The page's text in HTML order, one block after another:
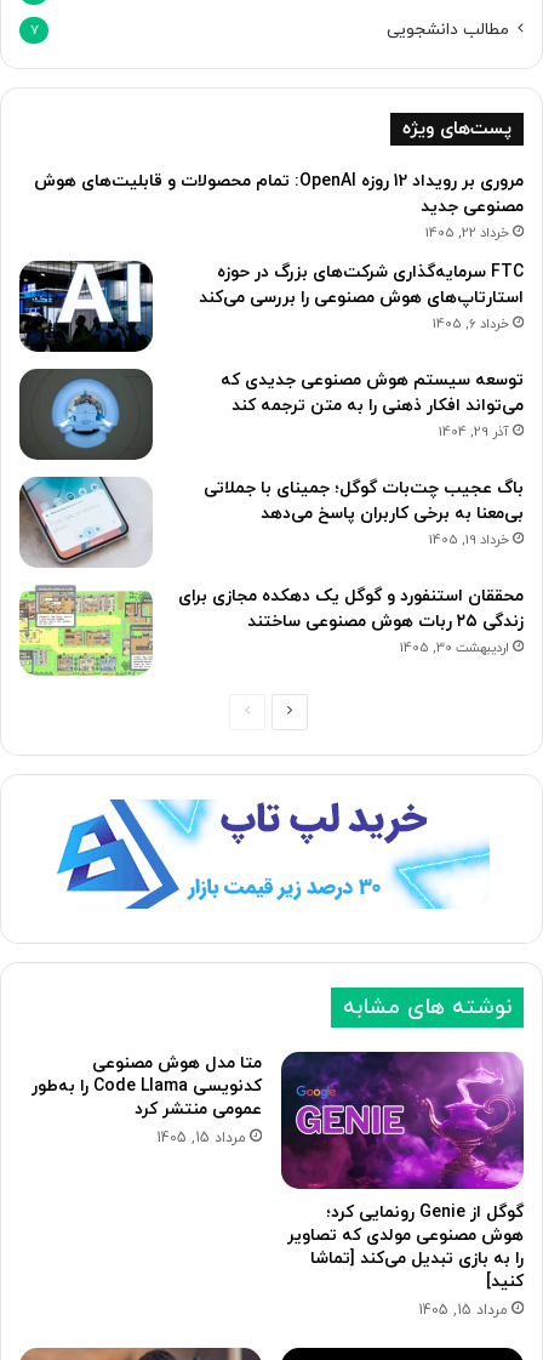
مطالب دانشجویی 7
پست‌های ویژه
مروری بر رویداد 12 روزه OpenAI: تمام محصولات و قابلیت‌های هوش
مصنوعی جدید
خرداد 22, 1405
FTC سرمایه‌گذاری شرکت‌های بزرگ در حوزه
استارتاپ‌های هوش مصنوعی را بررسی می‌کند
خرداد 6, 1405
توسعه سیستم هوش مصنوعی جدیدی که
می‌تواند افکار ذهنی را به متن ترجمه کند
آذر 29, 1404
باگ عجیب چت‌بات گوگل؛ جمینای با جملاتی
بی‌معنا به برخی کاربران پاسخ می‌دهد
خرداد 19, 1405
محققان استنفورد و گوگل یک دهکده مجازی برای
زندگی ۲۵ ربات هوش مصنوعی ساختند
اردیبهشت 30, 1405
ح
ق
ب
ی
ح
ه
ع
ی
نوشته های مشابه
گوگل از Genie رونمایی کرد؛
هوش مصنوعی مولدی که تصاویر
را به بازی تبدیل می‌کند [تماشا
کنید]
مرداد 15, 1405
متا مدل هوش مصنوعی
کدنویسی Code Llama را به‌طور
عمومی منتشر کرد
مرداد 15, 1405